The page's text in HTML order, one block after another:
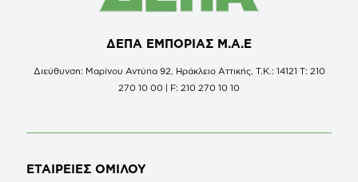
ΔΕΠΑ ΕΜΠΟΡΙΑΣ Μ.Α.Ε
Διεύθυνση: Μαρίνου Αντύπα 92, Ηράκλειο Αττικής, Τ.Κ.: 14121 Τ: 210
270 10 00 | F: 210 270 10 10
ΕΤΑΙΡΕΙΕΣ ΟΜΙΛΟΥ